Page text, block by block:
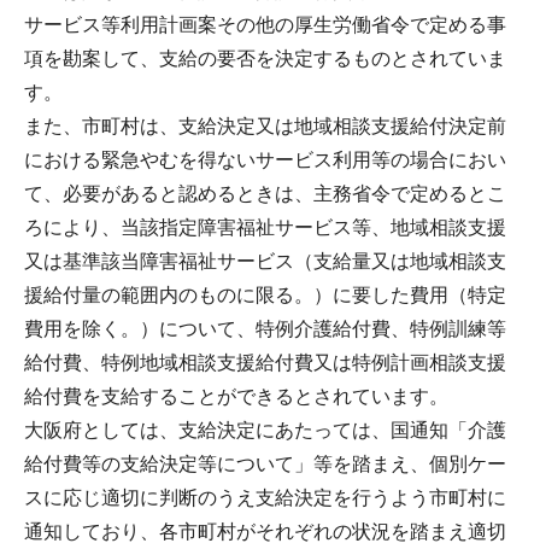
サービス等利用計画案その他の厚生労働省令で定める事
項を勘案して、支給の要否を決定するものとされていま
す。
また、市町村は、支給決定又は地域相談支援給付決定前
における緊急やむを得ないサービス利用等の場合におい
て、必要があると認めるときは、主務省令で定めるとこ
ろにより、当該指定障害福祉サービス等、地域相談支援
又は基準該当障害福祉サービス（支給量又は地域相談支
援給付量の範囲内のものに限る。）に要した費用（特定
費用を除く。）について、特例介護給付費、特例訓練等
給付費、特例地域相談支援給付費又は特例計画相談支援
給付費を支給することができるとされています。
大阪府としては、支給決定にあたっては、国通知「介護
給付費等の支給決定等について」等を踏まえ、個別ケー
スに応じ適切に判断のうえ支給決定を行うよう市町村に
通知しており、各市町村がそれぞれの状況を踏まえ適切